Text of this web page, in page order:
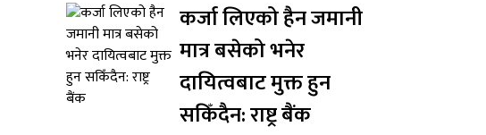
कर्जा लिएको हैन जमानी
मात्र बसेको भनेर
दायित्वबाट मुक्त हुन
सकिँदैन: राष्ट्र बैंक